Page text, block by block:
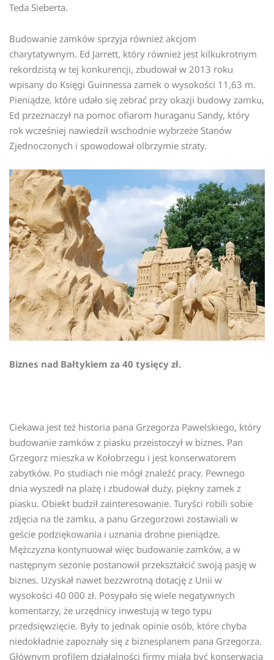
Teda Sieberta.
Budowanie zamków sprzyja również akcjom
charytatywnym. Ed Jarrett, który również jest kilkukrotnym
rekordzistą w tej konkurencji, zbudował w 2013 roku
wpisany do Księgi Guinnessa zamek o wysokości 11,63 m.
Pieniądze, które udało się zebrać przy okazji budowy zamku,
Ed przeznaczył na pomoc ofiarom huraganu Sandy, który
rok wcześniej nawiedził wschodnie wybrzeże Stanów
Zjednoczonych i spowodował olbrzymie straty.
Biznes nad Bałtykiem za 40 tysięcy zł.
Ciekawa jest też historia pana Grzegorza Pawelskiego, który
budowanie zamków z piasku przeistoczył w biznes. Pan
Grzegorz mieszka w Kołobrzegu i jest konserwatorem
zabytków. Po studiach nie mógł znaleźć pracy. Pewnego
dnia wyszedł na plażę i zbudował duży, piękny zamek z
piasku. Obiekt budził zainteresowanie. Turyści robili sobie
zdjęcia na tle zamku, a panu Grzegorzowi zostawiali w
geście podziękowania i uznania drobne pieniądze.
Mężczyzna kontynuował więc budowanie zamków, a w
następnym sezonie postanowił przekształcić swoją pasję w
biznes. Uzyskał nawet bezzwrotną dotację z Unii w
wysokości 40 000 zł. Posypało się wiele negatywnych
komentarzy, że urzędnicy inwestują w tego typu
przedsięwzięcie. Były to jednak opinie osób, które chyba
niedokładnie zapoznały się z biznesplanem pana Grzegorza.
Głównym profilem działalności firmy miała być konserwacja